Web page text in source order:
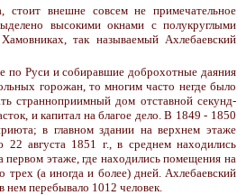
стоит внешне совсем не примечательное
высокими окнами с полукруглыми
так называемый Ахлебаевский
по Руси и собиравшие доброхотные даяния
горожан, то многим часто негде было
странноприимный дом отставной секунд-
и капитал на благое дело. В 1849 - 1850
в главном здании на верхнем этаже
22 августа 1851 г., в среднем находились
первом этаже, где находились помещения на
(а иногда и более) дней. Ахлебаевский
нем перебывало 1012 человек.